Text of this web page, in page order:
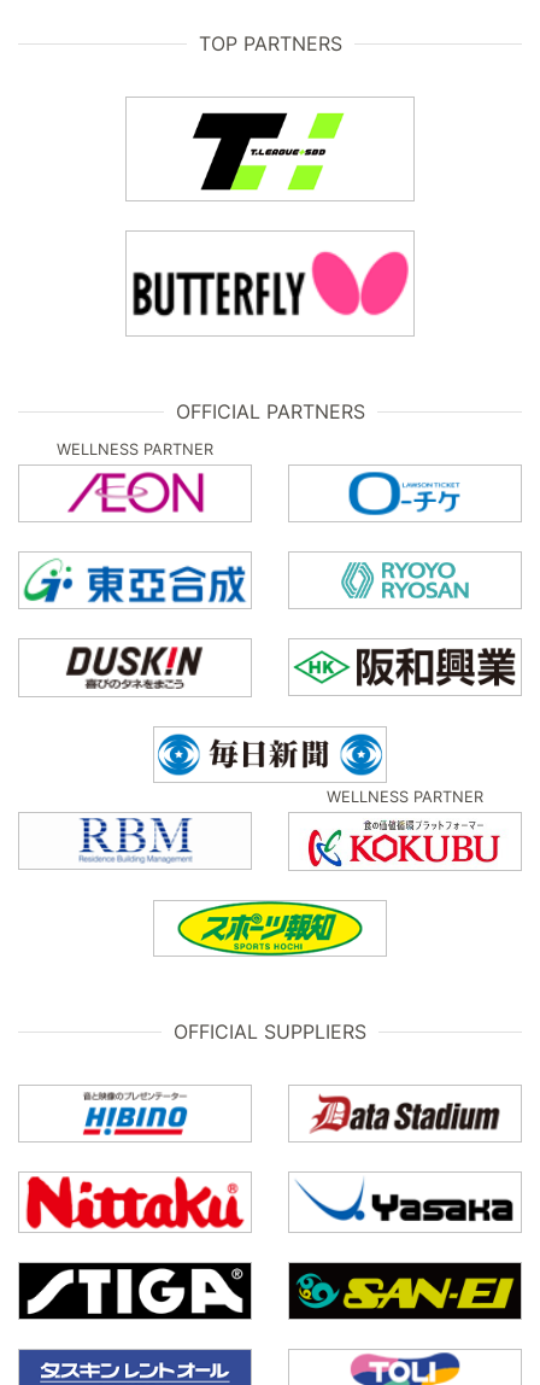
TOP PARTNERS
OFFICIAL PARTNERS
WELLNESS PARTNER
WELLNESS PARTNER
OFFICIAL SUPPLIERS